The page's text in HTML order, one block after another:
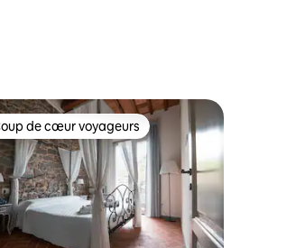
de cœur voyageurs les plus appréciés
de cœur voyageurs